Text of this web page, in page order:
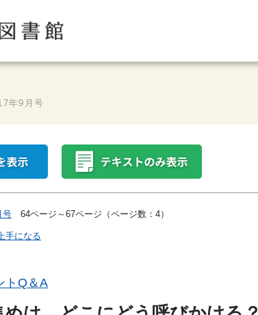
年9月号
号 64ページ～67ページ（ページ数：4）
手になる
トQ＆A